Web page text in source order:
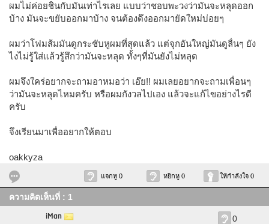
ผมไม่ค่อยชินกับมันเท่าไรเลย แบบว่าชอบพะวงว่ามันจะหลุดออก
บ้าง มันจะขยับออกมาบ้าง จนต้องดึงออกมายัดใหม่บ่อยๆ
ผมว่าโฟมส้มมันดูกระชับหูผมที่สุดแล้ว แต่จุกอันใหญ่มันดูลื่นๆ ยัง
ไงไม่รู้ใส่แล้วรู้สึกว่ามันจะหลุด ทั้งๆที่มันยังไม่หลุด
ผมจึงใคร่อยากจะถามอาหมอว่า เอ๊ย!! ผมเลยอยากจะถามเพื่อนๆ
ว่ามันจะหลุดไหมครับ หรือผมกังวลไปเอง แล้วจะแก้ไขอย่างไรดี
ครับ
จึงเรียนมาเพื่ออยากให้ตอบ
oakkyza
แจกหู 0 หยิกหู 0 ให้กำลังใจ 0
ความคิดเห็นที่ : 1
iMan 0